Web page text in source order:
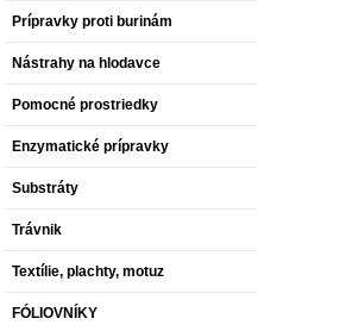
Prípravky proti burinám
Nástrahy na hlodavce
Pomocné prostriedky
Enzymatické prípravky
Substráty
Trávnik
Textílie, plachty, motuz
FÓLIOVNÍKY